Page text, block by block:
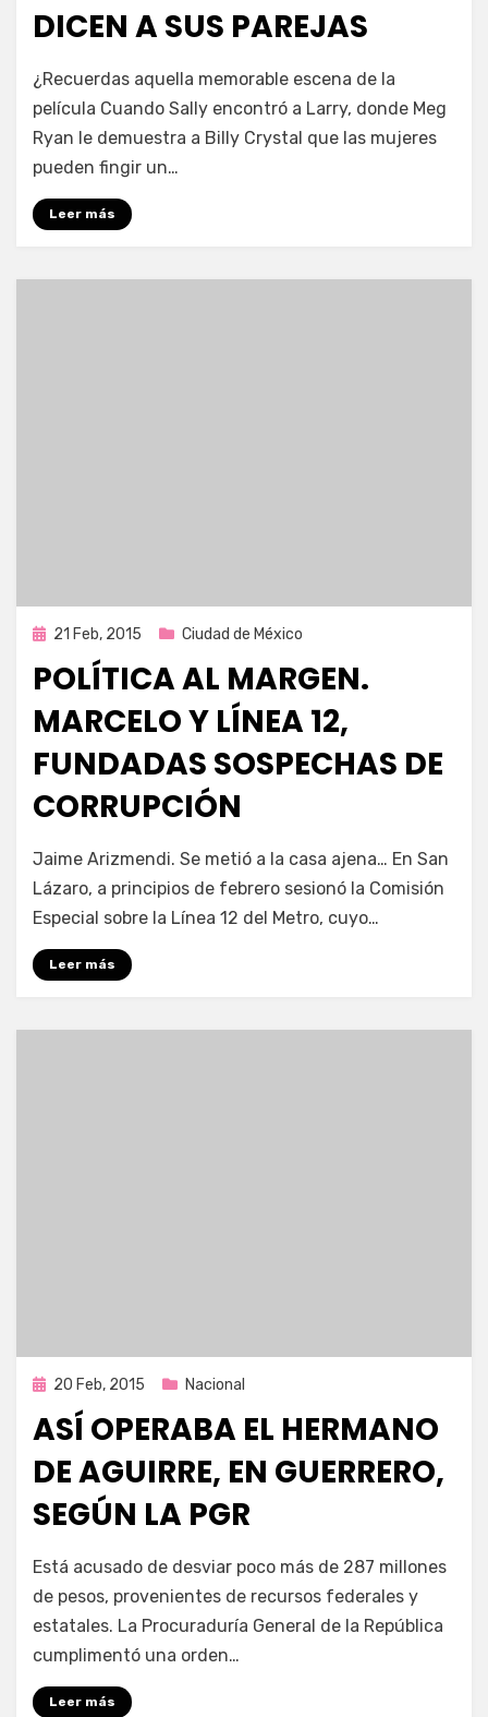
DICEN A SUS PAREJAS
Enrique
¿Recuerdas aquella memorable escena de la
película Cuando Sally encontró a Larry, donde Meg
Ryan le demuestra a Billy Crystal que las mujeres
pueden fingir un…
Leer más
Publicada
21 Feb, 2015 Ciudad de México
POLÍTICA AL MARGEN.
MARCELO Y LÍNEA 12,
FUNDADAS SOSPECHAS DE
CORRUPCIÓN
por Enrique
Jaime Arizmendi. Se metió a la casa ajena… En San
Lázaro, a principios de febrero sesionó la Comisión
Especial sobre la Línea 12 del Metro, cuyo…
Leer más
Publicada
20 Feb, 2015 Nacional
ASÍ OPERABA EL HERMANO
DE AGUIRRE, EN GUERRERO,
SEGÚN LA PGR
por Enrique
Está acusado de desviar poco más de 287 millones
de pesos, provenientes de recursos federales y
estatales. La Procuraduría General de la República
cumplimentó una orden…
Leer más